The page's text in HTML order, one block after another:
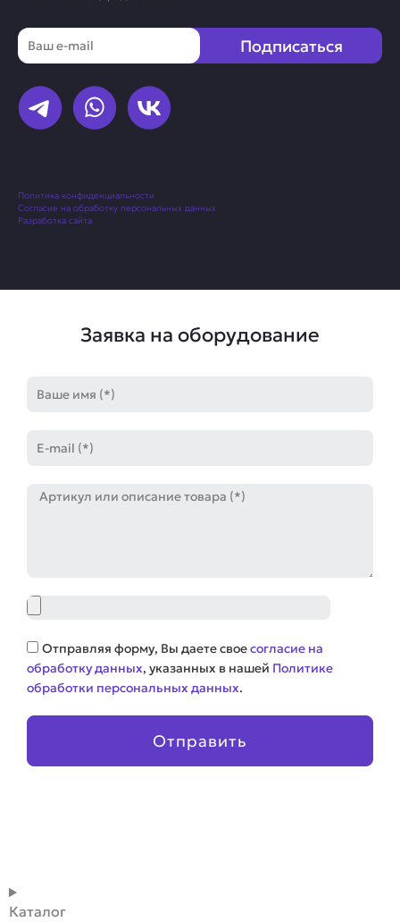
Email
Подписаться
Политика конфиденциальности
Согласие на обработку персональных данных
Разработка сайта
Заявка на оборудование
mail
Артикул
Файл
Соглашение
Отправляя форму, Вы даете своесогласие на
обработку данных, указанных в нашей Политике
обработки персональных данных.
Отправить
Каталог